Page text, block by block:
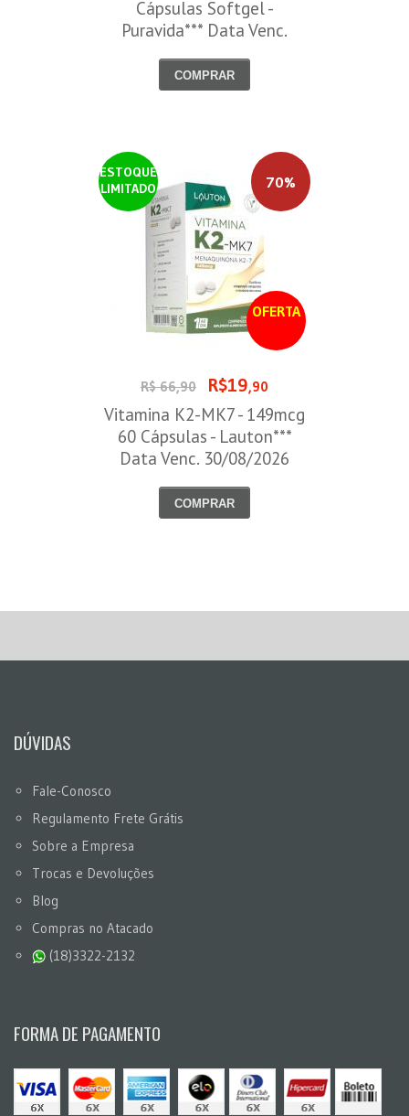
Cápsulas Softgel -
Puravida*** Data Venc.
COMPRAR
ESTOQUE
LIMITADO
OFERTA
70%
R$ 66,90 R$19,90
Vitamina K2-MK7 - 149mcg
60 Cápsulas - Lauton***
Data Venc. 30/08/2026
COMPRAR
DÚVIDAS
Fale-Conosco
Regulamento Frete Grátis
Sobre a Empresa
Trocas e Devoluções
Blog
Compras no Atacado
(18)3322-2132
FORMA DE PAGAMENTO